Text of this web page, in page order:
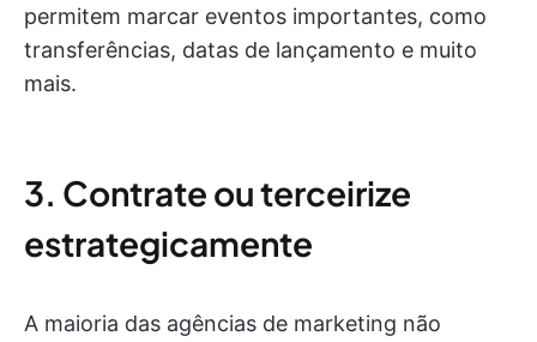
permitem marcar eventos importantes, como
transferências, datas de lançamento e muito
mais.
3. Contrate ou terceirize
estrategicamente
A maioria das agências de marketing não